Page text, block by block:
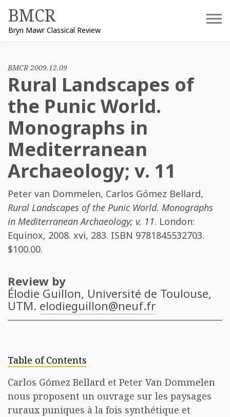
content
BMCR
Bryn Mawr Classical Review
BMCR 2009.12.09
Rural Landscapes of
the Punic World.
Monographs in
Mediterranean
Archaeology; v. 11
Peter van Dommelen, Carlos Gómez Bellard,
Rural Landscapes of the Punic World. Monographs
in Mediterranean Archaeology; v. 11. London:
Equinox, 2008. xvi, 283. ISBN 9781845532703.
$100.00.
Review by
Élodie Guillon, Université de Toulouse,
UTM. elodieguillon@neuf.fr
Table of Contents
Carlos Gómez Bellard et Peter Van Dommelen
nous proposent un ouvrage sur les paysages
ruraux puniques à la fois synthétique et